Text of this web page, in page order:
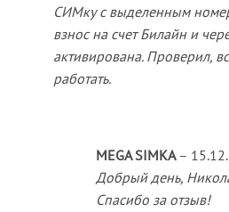
СИМку с выделенным
взнос на счет Билайн и
активирована. Проверил,
работать.
MEGA SIMKA –
Добрый день,
Спасибо за отзыв!